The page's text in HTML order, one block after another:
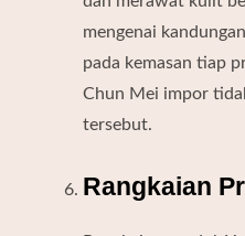
mengenai
pada kemasan tiap
Chun Mei impor
tersebut.
Rangkaian